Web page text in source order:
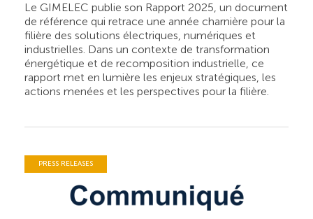
Le GIMELEC publie son Rapport 2025, un document
de référence qui retrace une année charnière pour la
filière des solutions électriques, numériques et
industrielles. Dans un contexte de transformation
énergétique et de recomposition industrielle, ce
rapport met en lumière les enjeux stratégiques, les
actions menées et les perspectives pour la filière.
PRESS RELEASES